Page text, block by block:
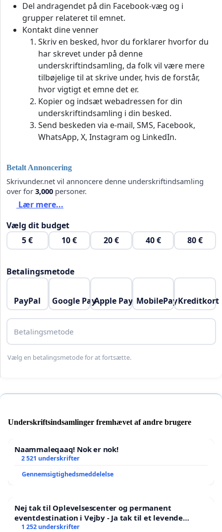
Del andragendet på din Facebook-væg og i
grupper relateret til emnet.
Kontakt dine venner
Skriv en besked, hvor du forklarer hvorfor du
har skrevet under på denne
underskriftindsamling, da folk vil være mere
tilbøjelige til at skrive under, hvis de forstår,
hvor vigtigt et emne det er.
Kopier og indsæt webadressen for din
underskriftindsamling i din besked.
Send beskeden via e-mail, SMS, Facebook,
WhatsApp, X, Instagram og LinkedIn.
Betalt Annoncering
Skrivunder.net vil annoncere denne underskriftindsamling
over for 3,000 personer.
Lær mere...
Vælg dit budget
5 €
10 € 20 € 40 € 80 €
Betalingsmetode
PayPal Google PayApple Pay MobilePayKreditkort
Betalingsmetode
Vælg en betalingsmetode for at fortsætte.
Underskriftsindsamlinger fremhævet af andre brugere
Naammaleqaaq! Nok er nok!
2 521 underskrifter
Gennemsigtighedsmeddelelse
Nej tak til Oplevelsescenter og permanent
eventdestination i Vejby - Ja tak til et levende
lokalområde i balance
1 252 underskrifter